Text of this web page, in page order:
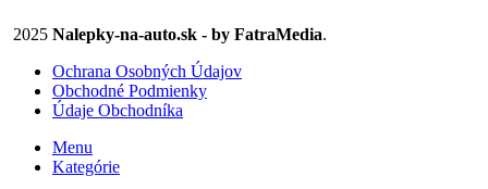
2025 Nalepky-na-auto.sk - by FatraMedia.
Ochrana Osobných Údajov
Obchodné Podmienky
Údaje Obchodníka
Menu
Kategórie